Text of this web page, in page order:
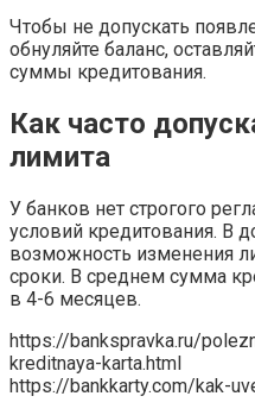
Чтобы не допускать
обнуляйте баланс,
суммы кредитования.
Как часто
лимита
У банков нет строгого
условий кредитования. В
возможность изменения
сроки. В среднем сумма
в 4-6 месяцев.
https://bankspravka.ru/
kreditnaya-karta.html
https://bankkarty.com/kak-